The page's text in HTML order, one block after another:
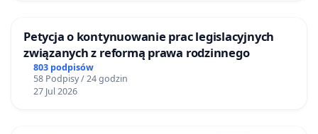
Petycja o kontynuowanie prac legislacyjnych
związanych z reformą prawa rodzinnego
803 podpisów
58 Podpisy / 24 godzin
27 Jul 2026